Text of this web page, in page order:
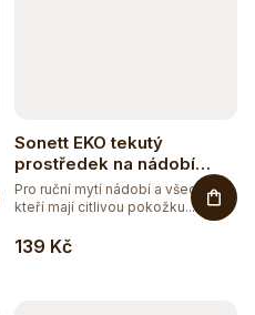
Sonett EKO tekutý
prostředek na nádobí
SENSITIVE 1 l
139 Kč
Pro ruční mytí nádobí a všechny,
kteří mají citlivou pokožku....